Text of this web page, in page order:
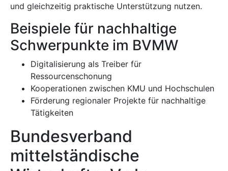
und gleichzeitig praktische Unterstützung nutzen.
Beispiele für nachhaltige
Schwerpunkte im BVMW
Digitalisierung als Treiber für
Ressourcenschonung
Kooperationen zwischen KMU und Hochschulen
Förderung regionaler Projekte für nachhaltige
Tätigkeiten
Bundesverband
mittelständische